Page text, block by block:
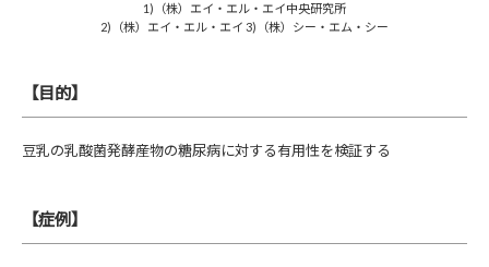
1)（株）エイ・エル・エイ中央研究所
2)（株）エイ・エル・エイ 3)（株）シー・エム・シー
【目的】
豆乳の乳酸菌発酵産物の糖尿病に対する有用性を検証する
【症例】